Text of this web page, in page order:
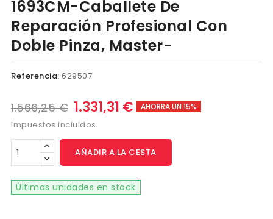
1693CM-Caballete De
Reparación Profesional Con
Doble Pinza, Master-
Referencia: 629507
1.566,25 € 1.331,31 € AHORRA UN 15%
Impuestos incluidos
AÑADIR A LA CESTA
Últimas unidades en stock